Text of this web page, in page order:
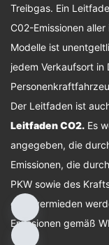
Treibgas. Ein
C02-Emissionen
Modelle ist
jedem Verkaufsort in
Der Leitfaden ist
Leitfaden CO2. Es
angegeben, die
Emissionen, die
PKW sowie des
oder vermieden
Emissionen gemäß